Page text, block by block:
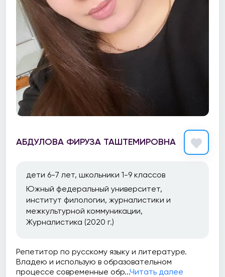
АБДУЛОВА ФИРУЗА ТАШТЕМИРОВНА
дети 6-7 лет, школьники 1-9 классов
Южный федеральный университет,
институт филологии, журналистики и
межкультурной коммуникации,
Журналистика (2020 г.)
Репетитор по русскому языку и литературе.
Владею и использую в образовательном
процессе современные обр...Читать далее